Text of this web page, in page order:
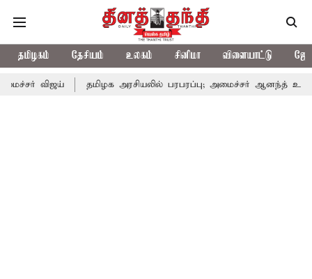
தமிழகம் தேசியம் உலகம் சினிமா விளையாட்டு
தமிழக அரசியலில் பரபரப்பு; அமைச்சர் ஆனந்த் உடன் சி.வி.